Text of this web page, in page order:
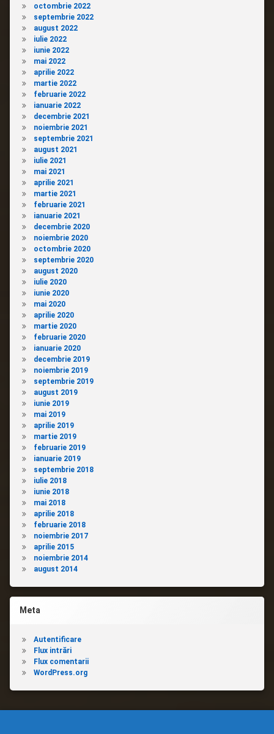
octombrie 2022
septembrie 2022
august 2022
iulie 2022
iunie 2022
mai 2022
aprilie 2022
martie 2022
februarie 2022
ianuarie 2022
decembrie 2021
noiembrie 2021
septembrie 2021
august 2021
iulie 2021
mai 2021
aprilie 2021
martie 2021
februarie 2021
ianuarie 2021
decembrie 2020
noiembrie 2020
octombrie 2020
septembrie 2020
august 2020
iulie 2020
iunie 2020
mai 2020
aprilie 2020
martie 2020
februarie 2020
ianuarie 2020
decembrie 2019
noiembrie 2019
septembrie 2019
august 2019
iunie 2019
mai 2019
aprilie 2019
martie 2019
februarie 2019
ianuarie 2019
septembrie 2018
iulie 2018
iunie 2018
mai 2018
aprilie 2018
februarie 2018
noiembrie 2017
aprilie 2015
noiembrie 2014
august 2014
Meta
Autentificare
Flux intrări
Flux comentarii
WordPress.org